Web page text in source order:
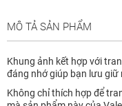
MÔ TẢ SẢN PHẨM
Khung ảnh kết hợp với
đáng nhớ giúp bạn lưu giữ
Không chỉ thích hợp để